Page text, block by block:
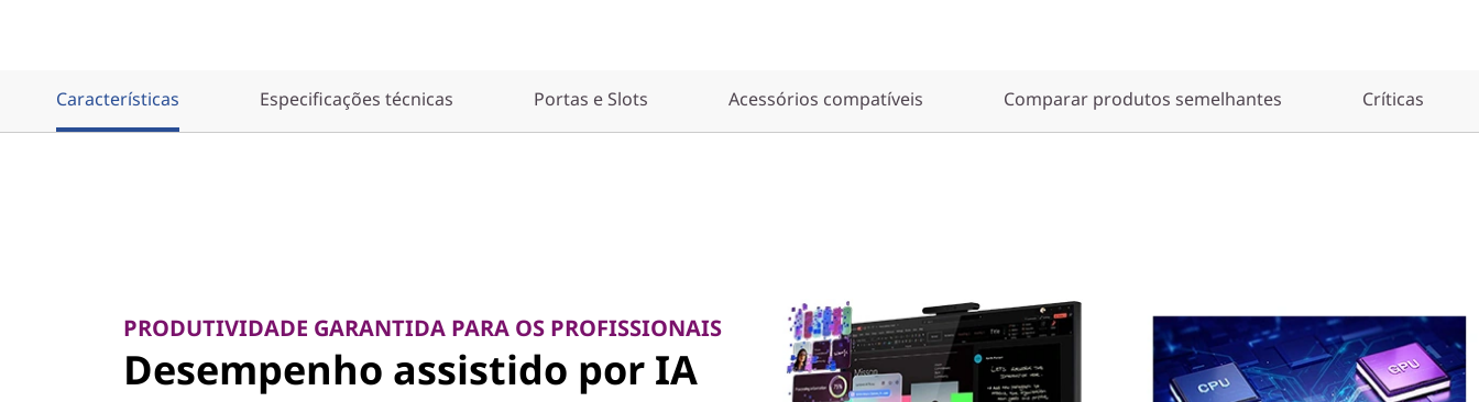
Características Especificações técnicas Portas e Slots Acessórios compatíveis Comparar produtos semelhantes Críticas
PRODUTIVIDADE GARANTIDA PARA OS PROFISSIONAIS
Desempenho assistido por IA